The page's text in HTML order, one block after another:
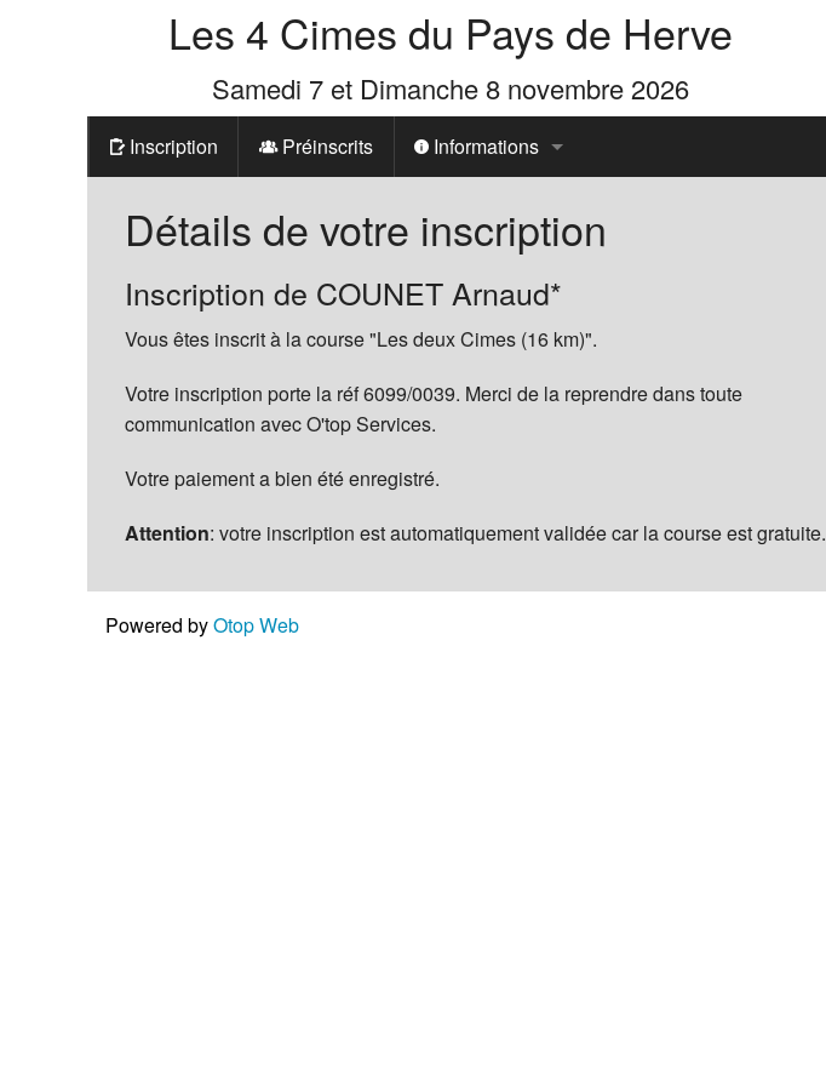
Les 4 Cimes du Pays de Herve
Samedi 7 et Dimanche 8 novembre 2026
Inscription Préinscrits Informations
La Boutique des 4 Cimes
Détails de votre inscription
Inscription de COUNET Arnaud*
Vous êtes inscrit à la course "Les deux Cimes (16 km)".
Votre inscription porte la réf 6099/0039. Merci de la reprendre dans toute
communication avec O'top Services.
Votre paiement a bien été enregistré.
Attention: votre inscription est automatiquement validée car la course est gratuite.
Powered byOtop Web